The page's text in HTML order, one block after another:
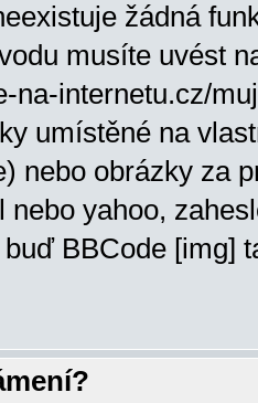
žádná
musíte uvést
na-internetu.cz/
umístěné na
nebo obrázky za
nebo yahoo,
BBCode [img]